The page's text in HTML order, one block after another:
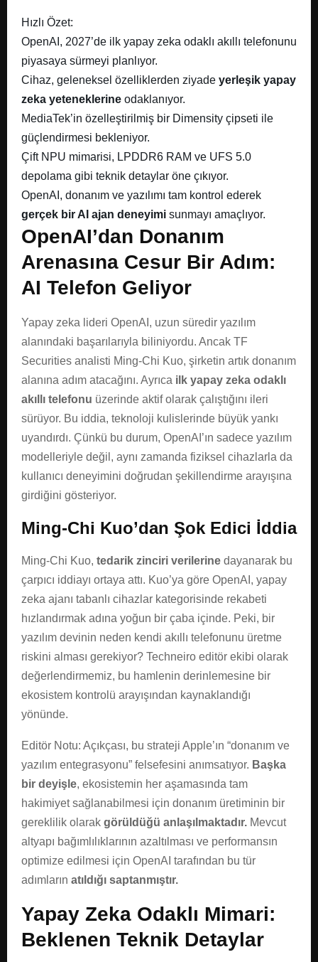
Hızlı Özet:
OpenAI, 2027’de ilk yapay zeka odaklı akıllı telefonunu
piyasaya sürmeyi planlıyor.
Cihaz, geleneksel özelliklerden ziyade yerleşik yapay
zeka yeteneklerine odaklanıyor.
MediaTek’in özelleştirilmiş bir Dimensity çipseti ile
güçlendirmesi bekleniyor.
Çift NPU mimarisi, LPDDR6 RAM ve UFS 5.0
depolama gibi teknik detaylar öne çıkıyor.
OpenAI, donanım ve yazılımı tam kontrol ederek
gerçek bir AI ajan deneyimi sunmayı amaçlıyor.
OpenAI’dan Donanım
Arenasına Cesur Bir Adım:
AI Telefon Geliyor
Yapay zeka lideri OpenAI, uzun süredir yazılım
alanındaki başarılarıyla biliniyordu. Ancak TF
Securities analisti Ming-Chi Kuo, şirketin artık donanım
alanına adım atacağını. Ayrıca ilk yapay zeka odaklı
akıllı telefonu üzerinde aktif olarak çalıştığını ileri
sürüyor. Bu iddia, teknoloji kulislerinde büyük yankı
uyandırdı. Çünkü bu durum, OpenAI’ın sadece yazılım
modelleriyle değil, aynı zamanda fiziksel cihazlarla da
kullanıcı deneyimini doğrudan şekillendirme arayışına
girdiğini gösteriyor.
Ming-Chi Kuo’dan Şok Edici İddia
Ming-Chi Kuo, tedarik zinciri verilerine dayanarak bu
çarpıcı iddiayı ortaya attı. Kuo’ya göre OpenAI, yapay
zeka ajanı tabanlı cihazlar kategorisinde rekabeti
hızlandırmak adına yoğun bir çaba içinde. Peki, bir
yazılım devinin neden kendi akıllı telefonunu üretme
riskini alması gerekiyor? Techneiro editör ekibi olarak
değerlendirmemiz, bu hamlenin derinlemesine bir
ekosistem kontrolü arayışından kaynaklandığı
yönünde.
Editör Notu: Açıkçası, bu strateji Apple’ın “donanım ve
yazılım entegrasyonu” felsefesini anımsatıyor. Başka
bir deyişle, ekosistemin her aşamasında tam
hakimiyet sağlanabilmesi için donanım üretiminin bir
gereklilik olarak görüldüğü anlaşılmaktadır. Mevcut
altyapı bağımlılıklarının azaltılması ve performansın
optimize edilmesi için OpenAI tarafından bu tür
adımların atıldığı saptanmıştır.
Yapay Zeka Odaklı Mimari:
Beklenen Teknik Detaylar